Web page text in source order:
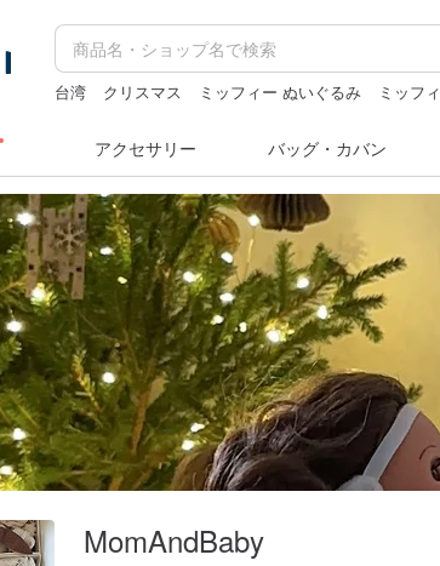
台湾 クリスマス ミッフィー ぬいぐるみ ミッフィ
アクセサリー バッグ・カバン
MomAndBaby